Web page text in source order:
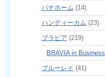
パナホーム (14)
ハンディーカム (23)
ブラビア (219)
BRAVIA in Business
ブルーレイ (41)